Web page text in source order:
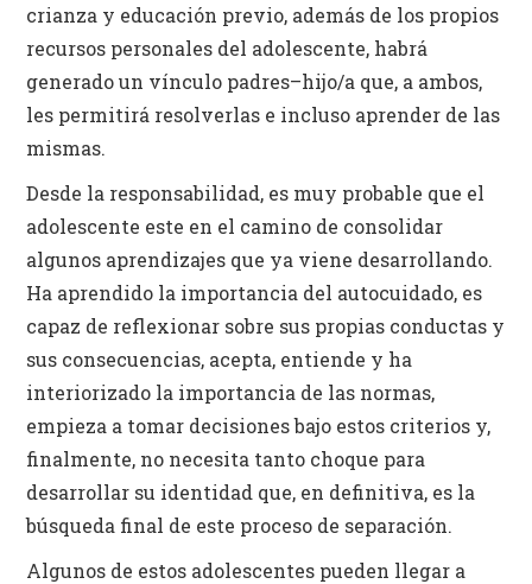
crianza y educación previo, además de los propios
recursos personales del adolescente, habrá
generado un vínculo padres–hijo/a que, a ambos,
les permitirá resolverlas e incluso aprender de las
mismas.
Desde la responsabilidad, es muy probable que el
adolescente este en el camino de consolidar
algunos aprendizajes que ya viene desarrollando.
Ha aprendido la importancia del autocuidado, es
capaz de reflexionar sobre sus propias conductas y
sus consecuencias, acepta, entiende y ha
interiorizado la importancia de las normas,
empieza a tomar decisiones bajo estos criterios y,
finalmente, no necesita tanto choque para
desarrollar su identidad que, en definitiva, es la
búsqueda final de este proceso de separación.
Algunos de estos adolescentes pueden llegar a